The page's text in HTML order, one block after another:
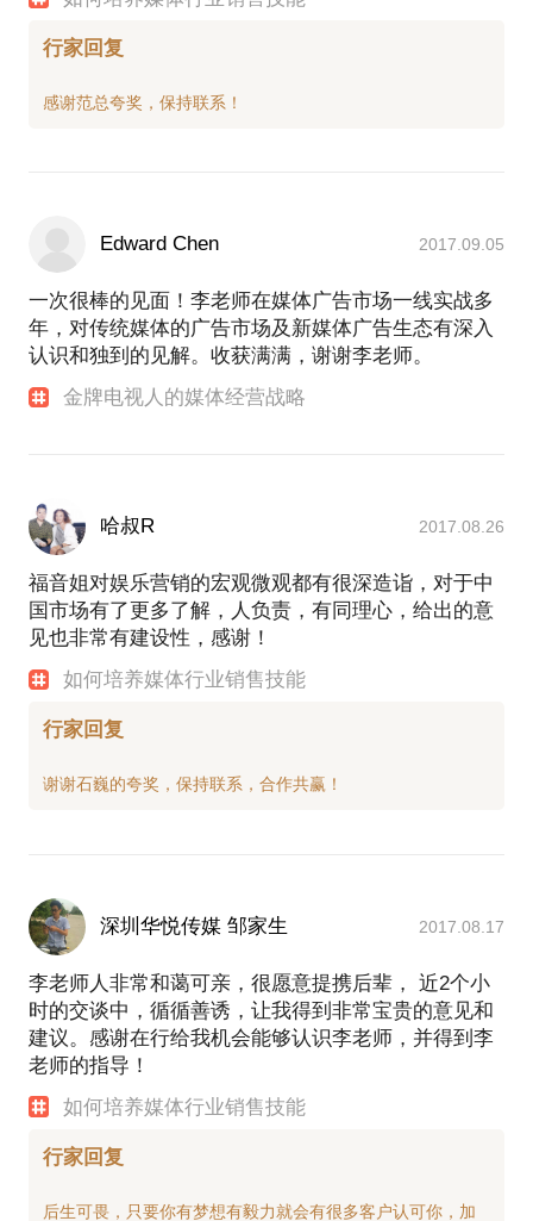
行家回复
Edward Chen 2017.09.05
一次很棒的见面！李老师在媒体广告市场一线实战多
年，对传统媒体的广告市场及新媒体广告生态有深入
认识和独到的见解。收获满满，谢谢李老师。
金牌电视人的媒体经营战略
哈叔R 2017.08.26
福音姐对娱乐营销的宏观微观都有很深造诣，对于中
国市场有了更多了解，人负责，有同理心，给出的意
见也非常有建设性，感谢！
如何培养媒体行业销售技能
行家回复
深圳华悦传媒 邹家生 2017.08.17
李老师人非常和蔼可亲，很愿意提携后辈， 近2个小
时的交谈中，循循善诱，让我得到非常宝贵的意见和
建议。感谢在行给我机会能够认识李老师，并得到李
老师的指导！
如何培养媒体行业销售技能
行家回复
后生可畏，只要你有梦想有毅力就会有很多客户认可你，加